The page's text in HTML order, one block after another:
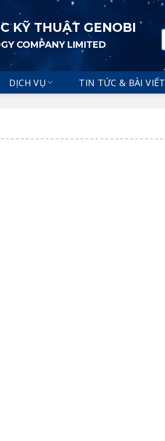
KỸ THUẬT GENOBI
COMPANY LIMITED
DỊCH VỤ TIN TỨC & BÀI VIẾT